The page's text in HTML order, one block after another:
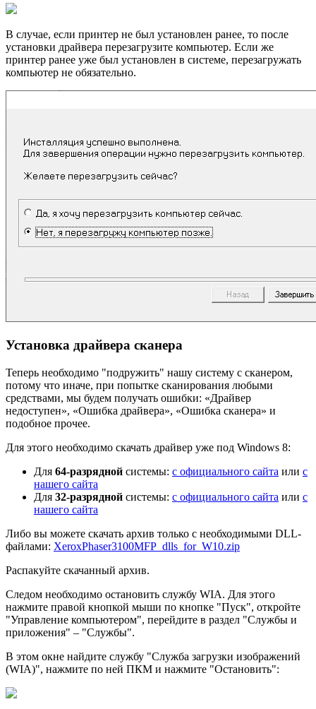
В случае, если принтер не был установлен ранее, то после
установки драйвера перезагрузите компьютер. Если же
принтер ранее уже был установлен в системе, перезагружать
компьютер не обязательно.
Установка драйвера сканера
Теперь необходимо "подружить" нашу систему с сканером,
потому что иначе, при попытке сканирования любыми
средствами, мы будем получать ошибки: «Драйвер
недоступен», «Ошибка драйвера», «Ошибка сканера» и
подобное прочее.
Для этого необходимо скачать драйвер уже под Windows 8:
Для 64-разрядной системы: с официального сайта или с
нашего сайта
Для 32-разрядной системы: с официального сайта или с
нашего сайта
Либо вы можете скачать архив только с необходимыми DLL-
файлами: XeroxPhaser3100MFP_dlls_for_W10.zip
Распакуйте скачанный архив.
Следом необходимо остановить службу WIA. Для этого
нажмите правой кнопкой мыши по кнопке "Пуск", откройте
"Управление компьютером", перейдите в раздел "Службы и
приложения" – "Службы".
В этом окне найдите службу "Служба загрузки изображений
(WIA)", нажмите по ней ПКМ и нажмите "Остановить":